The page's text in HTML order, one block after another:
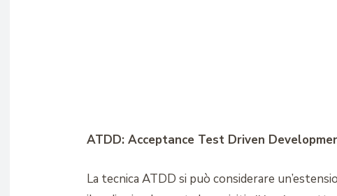
ATDD: Acceptance Test Driven
La tecnica ATDD si può considerare